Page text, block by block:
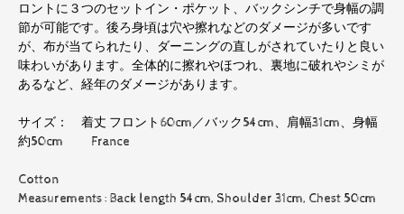
ロントに３つのセットイン・ポケット、バックシンチで身幅の調
節が可能です。後ろ身頃は穴や擦れなどのダメージが多いです
が、布が当てられたり、ダーニングの直しがされていたりと良い
味わいがあります。全体的に擦れやほつれ、裏地に破れやシミが
あるなど、経年のダメージがあります。
サイズ： 着丈 フロント60cm／バック54cm、肩幅31cm、身幅
約50cm France
Cotton
Measurements : Back length 54cm, Shoulder 31cm, Chest 50cm